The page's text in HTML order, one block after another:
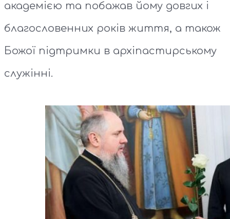
академією та побажав йому довгих і
благословенних років життя, а також
Божої підтримки в архіпастирському
служінні.